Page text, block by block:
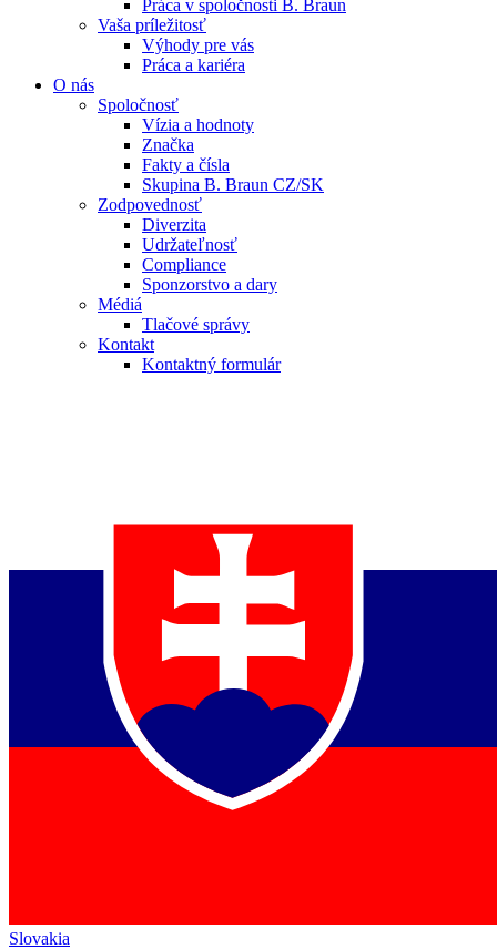
Práca v spoločnosti B. Braun
Vaša príležitosť
Výhody pre vás
Práca a kariéra
O nás
Spoločnosť
Vízia a hodnoty
Značka
Fakty a čísla
Skupina B. Braun CZ/SK
Zodpovednosť
Diverzita
Udržateľnosť
Compliance
Sponzorstvo a dary
Médiá
Tlačové správy
Kontakt
Kontaktný formulár
Slovakia